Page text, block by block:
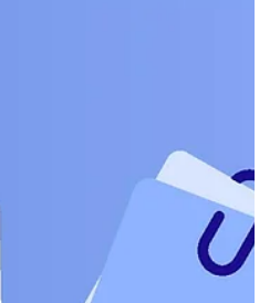
de identidade por
por IA traz segurança, velocidade e
digitais. Integrada às soluções
empresa contra fraudes, melhora a
garante conformidade em cada
como aplicar isso no seu